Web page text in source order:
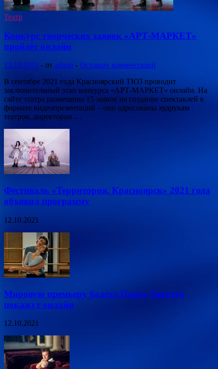
Театр
Конкурс творческих заявок «АРТ-МАРКЕТ»
пройдёт онлайн
12.10.2021 - от admin - Оставьте комментарий
В сентябре 2021 года Красноярский ТЮЗ проводит
заключительный этап конкурса «АРТ-МАРКЕТ» онлайн. На
сайте театра размещены 15 заявок на создание спектаклей в
формате видеопрезентаций – они адресованы худрукам
театров, директорам …
Фестиваль «Территория. Красноярск» 2021 года
объявил программу
12.10.2021
Мировую премьеру балета Пьера Лакотта
покажут онлайн
12.10.2021